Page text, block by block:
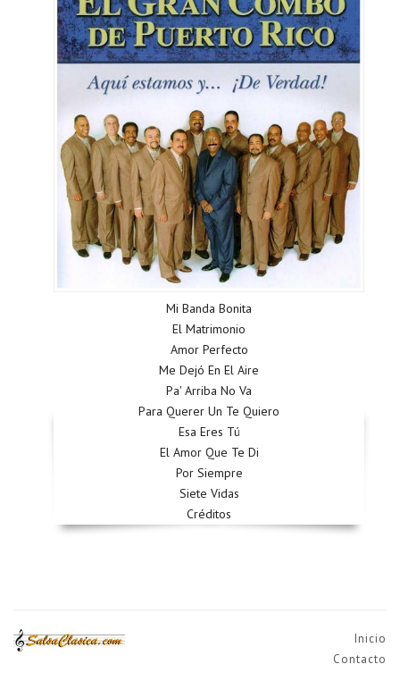
Mi Banda Bonita
El Matrimonio
Amor Perfecto
Me Dejó En El Aire
Pa' Arriba No Va
Para Querer Un Te Quiero
Esa Eres Tú
El Amor Que Te Di
Por Siempre
Siete Vidas
Créditos
Inicio
Contacto